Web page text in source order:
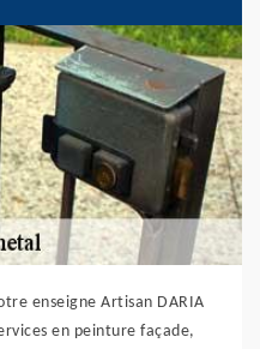
enseigne Artisan DARIA
en peinture façade,